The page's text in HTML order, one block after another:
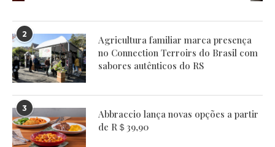
2
Agricultura familiar marca presença
no Connection Terroirs do Brasil com
sabores autênticos do RS
3
Abbraccio lança novas opções a partir
de R＄39,90